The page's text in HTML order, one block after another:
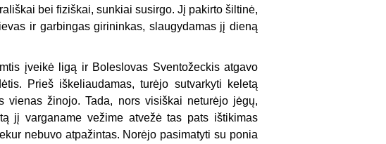
bei fiziškai, sunkiai susirgo. Jį pakirto šiltinė,
ir garbingas girininkas, slaugydamas jį dieną
įveikė ligą ir Boleslovas Sventožeckis atgavo
Prieš iškeliaudamas, turėjo sutvarkyti keletą
žinojo. Tada, nors visiškai neturėjo jėgų,
jį varganame vežime atvežė tas pats ištikimas
nebuvo atpažintas. Norėjo pasimatyti su ponia